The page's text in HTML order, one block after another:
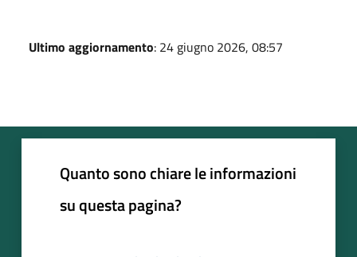
Ultimo aggiornamento: 24 giugno 2026, 08:57
Quanto sono chiare le informazioni
su questa pagina?